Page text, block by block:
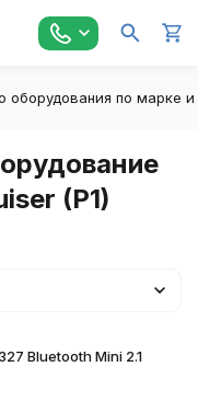
оборудования по марке
(P1)
Bluetooth Mini 2.1